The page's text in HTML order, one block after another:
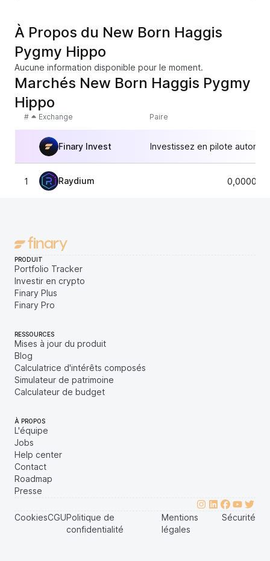
À Propos du New Born Haggis
Pygmy Hippo
Aucune information disponible pour le moment.
Marchés New Born Haggis Pygmy
Hippo
# Exchange Paire
Finary Invest Investissez en pilote
1 Raydium
PRODUIT
Portfolio Tracker
Investir en crypto
Finary Plus
Finary Pro
RESSOURCES
Mises à jour du produit
Blog
Calculatrice d'intérêts composés
Simulateur de patrimoine
Calculateur de budget
À PROPOS
L'équipe
Jobs
Help center
Contact
Roadmap
Presse
CookiesCGUPolitique de
confidentialité
Mentions
légales
Sécurité